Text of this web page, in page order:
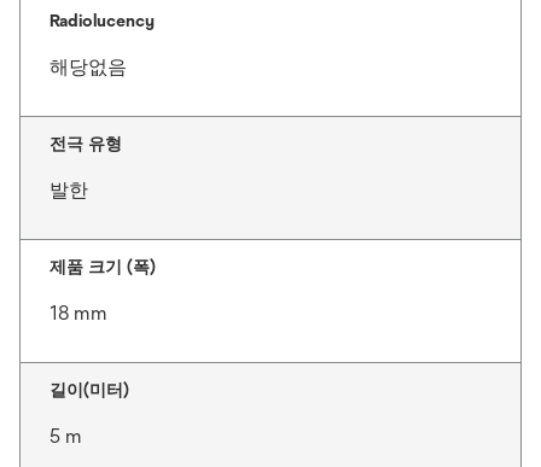
Radiolucency
해당없음
전극 유형
발한
제품 크기 (폭)
18 mm
길이(미터)
5 m